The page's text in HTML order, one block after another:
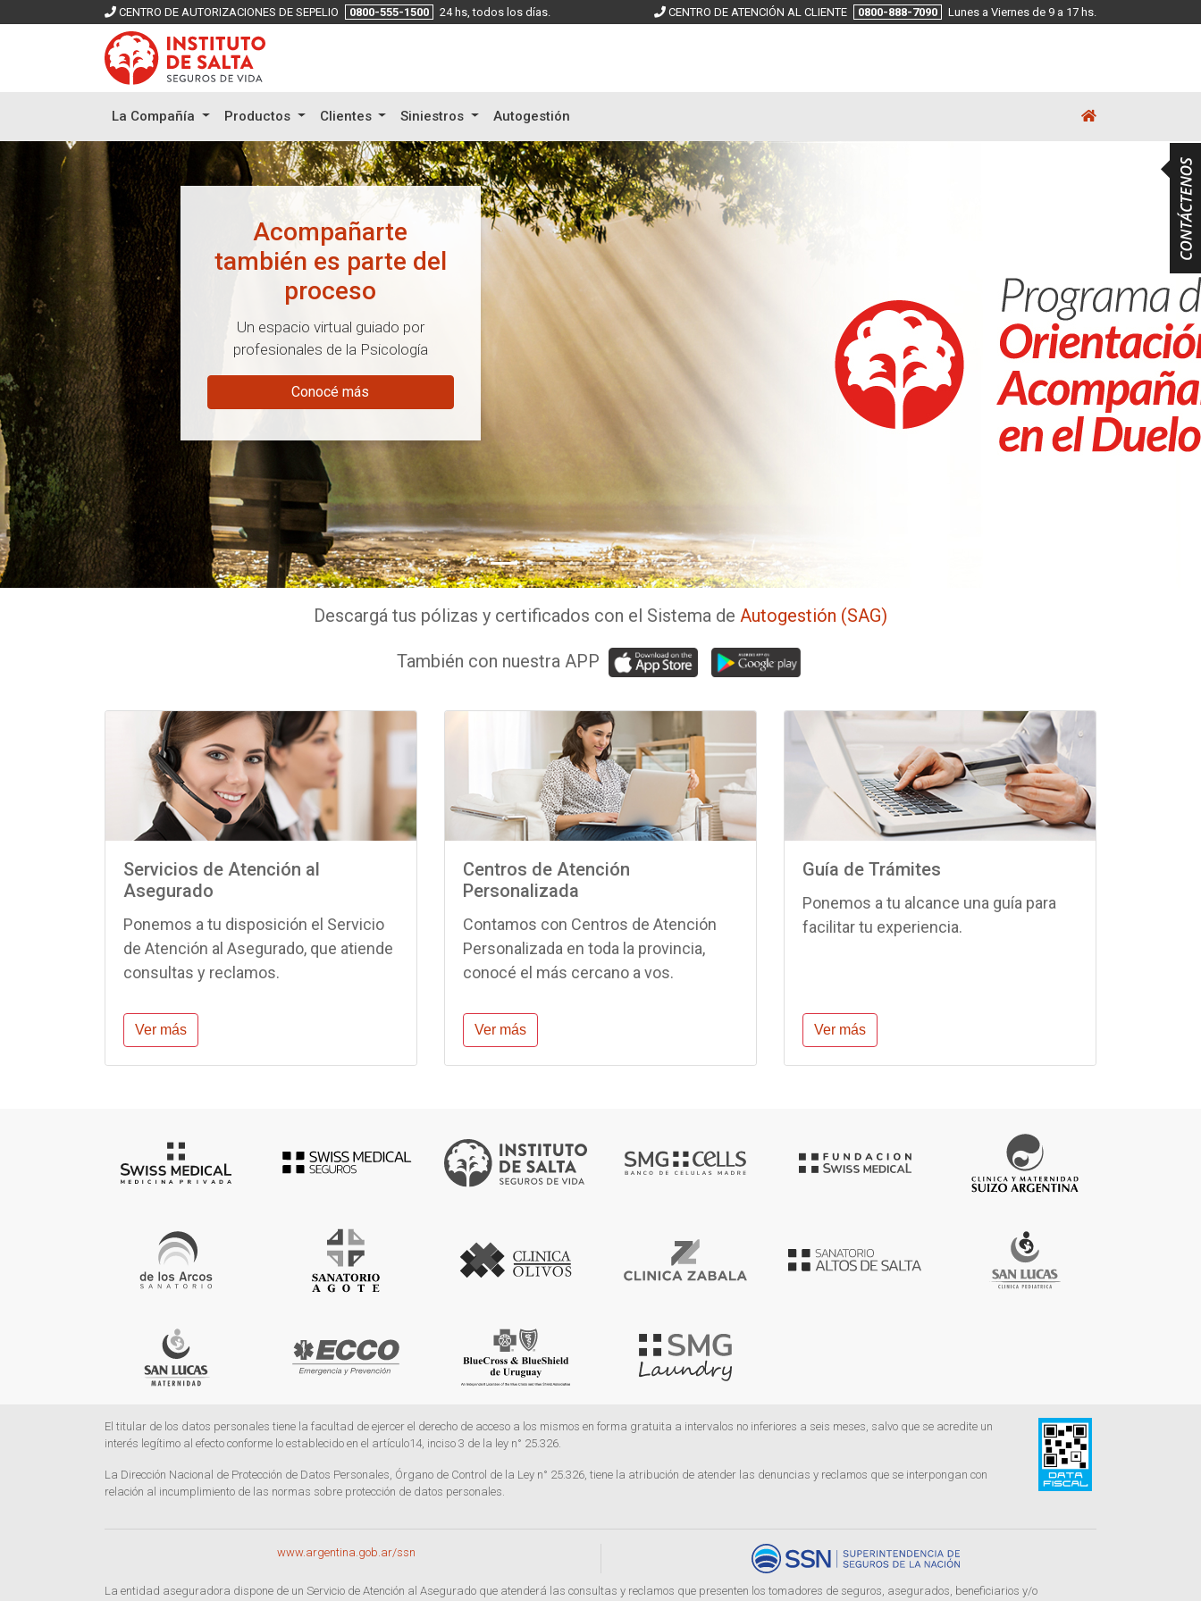
CENTRO DE AUTORIZACIONES DE SEPELIO 0800-555-1500 24 hs, todos los días. CENTRO DE ATENCIÓN AL CLIENTE 0800-888-7090 Lunes a Viernes de 9 a 17 hs.
La Compañía Productos Clientes Siniestros Autogestión
Seguinos en nuestras
redes sociales
/institutodesalta
/institutodesalta
Descargá tus pólizas y certificados con el Sistema de Autogestión (SAG)
También con nuestra APP
Servicios de Atención al
Asegurado
Ponemos a tu disposición el Servicio
de Atención al Asegurado, que atiende
consultas y reclamos.
Ver más
Centros de Atención
Personalizada
Contamos con Centros de Atención
Personalizada en toda la provincia,
conocé el más cercano a vos.
Ver más
Guía de Trámites
Ponemos a tu alcance una guía para
facilitar tu experiencia.
Ver más
El titular de los datos personales tiene la facultad de ejercer el derecho de acceso a los mismos en forma gratuita a intervalos no inferiores a seis meses, salvo que se acredite un
interés legítimo al efecto conforme lo establecido en el artículo14, inciso 3 de la ley n° 25.326.
La Dirección Nacional de Protección de Datos Personales, Órgano de Control de la Ley n° 25.326, tiene la atribución de atender las denuncias y reclamos que se interpongan con
relación al incumplimiento de las normas sobre protección de datos personales.
www.argentina.gob.ar/ssn
La entidad aseguradora dispone de un Servicio de Atención al Asegurado que atenderá las consultas y reclamos que presenten los tomadores de seguros, asegurados, beneficiarios y/o